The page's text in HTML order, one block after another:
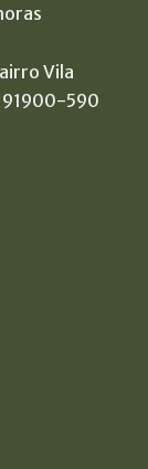
Vila
91900-590